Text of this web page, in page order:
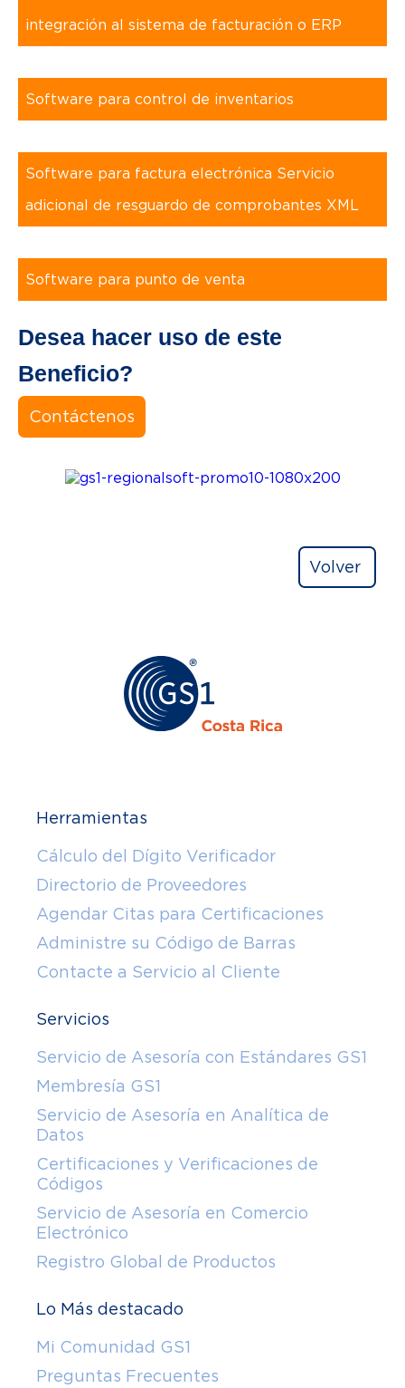
integración al sistema de facturación o ERP
Software para control de inventarios
Software para factura electrónica Servicio
adicional de resguardo de comprobantes XML
Software para punto de venta
Desea hacer uso de este
Beneficio?
Contáctenos
Volver
Herramientas
Cálculo del Dígito Verificador
Directorio de Proveedores
Agendar Citas para Certificaciones
Administre su Código de Barras
Contacte a Servicio al Cliente
Servicios
Servicio de Asesoría con Estándares GS1
Membresía GS1
Servicio de Asesoría en Analítica de
Datos
Certificaciones y Verificaciones de
Códigos
Servicio de Asesoría en Comercio
Electrónico
Registro Global de Productos
Lo Más destacado
Mi Comunidad GS1
Preguntas Frecuentes